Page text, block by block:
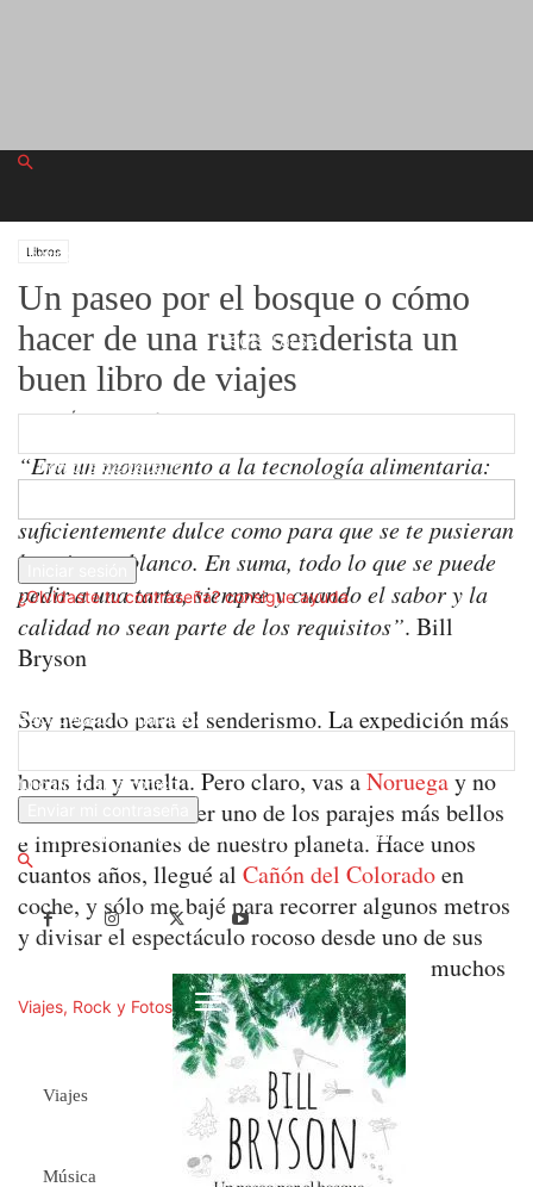
domingo, agosto 2, 2026
Registrarse
¡Bienvenido! Ingresa en tu cuenta
tu nombre de usuario
tu contraseña
¿Olvidaste tu contraseña? consigue ayuda
Recupera tu contraseña
tu correo electrónico
Se te ha enviado una contraseña por correo electrónico.
Viajes, Rock y Fotos
Viajes
Música
Libros
Un paseo por el bosque o cómo
hacer de una ruta senderista un
buen libro de viajes
Por JR Álvaro González -
“Era un monumento a la tecnología alimentaria:
suficientemente dulce como para que se te pusieran
los ojos en blanco. En suma, todo lo que se puede
pedir a una tarta, siempre y cuando el sabor y la
calidad no sean parte de los requisitos”. Bill
Bryson
Soy negado para el senderismo. La expedición más
horas ida y vuelta. Pero claro, vas aNoruegay no
te vas a venir sin ver uno de los parajes más bellos
e impresionantes de nuestro planeta. Hace unos
cuantos años, llegué al Cañón del Coloradoen
coche, y sólo me bajé para recorrer algunos metros
y divisar el espectáculo rocoso desde uno de sus
muchos